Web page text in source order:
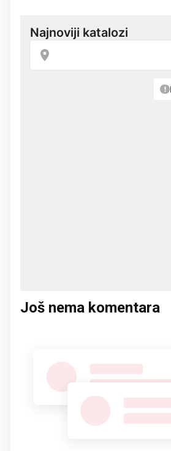
Još nema komentara